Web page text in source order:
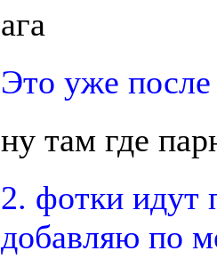
ага
Это уже
ну там где
2. фотки идут
добавляю по